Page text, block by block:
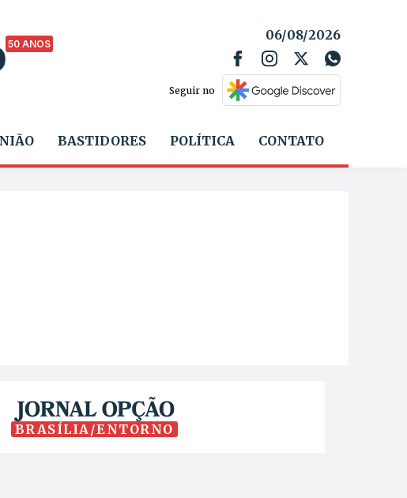
50 ANOS
06/08/2026
Seguir no
BASTIDORES POLÍTICA CONTATO
BRASÍLIA/ENTORNO